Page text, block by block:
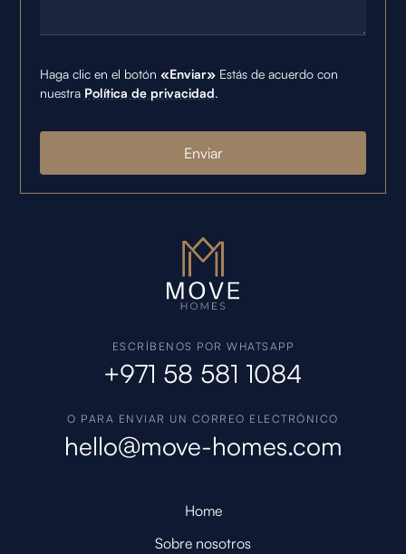
ESCRÍBENOS POR WHATSAPP
+971 58 581 1084
O PARA ENVIAR UN CORREO ELECTRÓNICO
hello@move-homes.com
Home
Sobre nosotros
Haga clic en el botón «Enviar»Estás de acuerdo con
nuestra Política de privacidad.